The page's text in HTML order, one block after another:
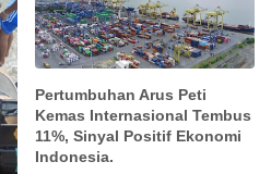
Pertumbuhan Arus Peti
Kemas Internasional Tembus
11%, Sinyal Positif Ekonomi
Indonesia.